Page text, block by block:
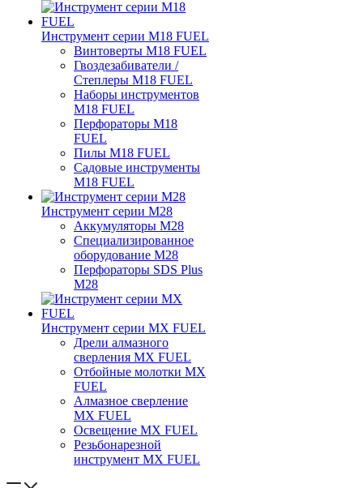
Инструмент серии M18 FUEL
Винтоверты M18 FUEL
Гвоздезабиватели /
Степлеры M18 FUEL
Наборы инструментов
M18 FUEL
Перфораторы M18
FUEL
Пилы M18 FUEL
Садовые инструменты
M18 FUEL
Инструмент серии M28
Аккумуляторы M28
Специализированное
оборудование M28
Перфораторы SDS Plus
M28
Инструмент серии MX FUEL
Дрели алмазного
сверления MX FUEL
Отбойные молотки MX
FUEL
Алмазное сверление
MX FUEL
Освещение MX FUEL
Резьбонарезной
инструмент MX FUEL